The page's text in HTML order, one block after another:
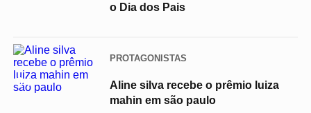
o Dia dos Pais
04
PROTAGONISTAS
Aline silva recebe o prêmio luiza
mahin em são paulo